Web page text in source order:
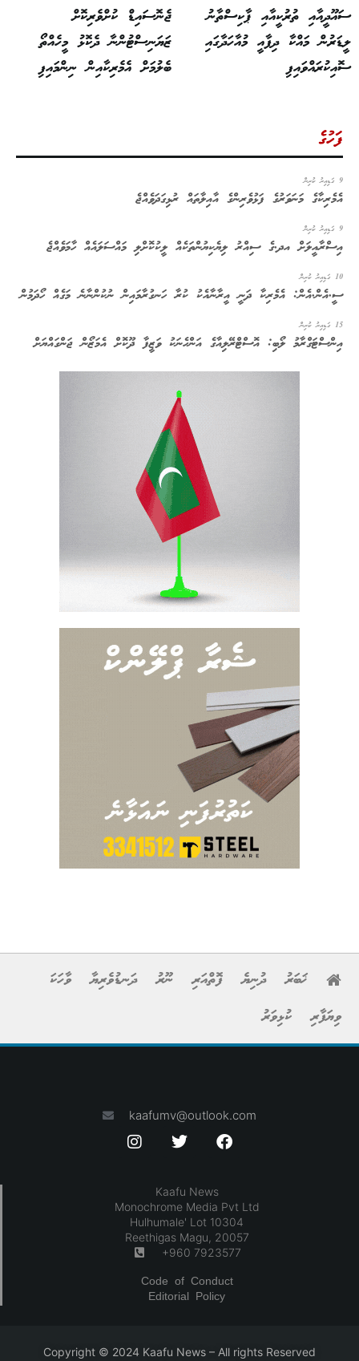
ސައޫދީއާއި ތުރުކީއާއި ޕާކިސްތާނު
ލީޑަރުން މައްކާ ދިފާއީ މުއާހަދާގައި
ސޮއިކުރައްވައިފި
ޖެނޮސައިޑް ކުށްވެރިކޮށް
ޒަޔަނިސްޓުންނާ ދެކޮޅު މީހެއްތޯ
ބެލުމަށް އެމެރިކާއިން ނިންމައިފި
ފަހުގެ
9 ގަޑިއިރު ކުރިން
އެމެރިކާގެ މަނަވަރުގެ ފަޅުވެރިންގެ އާއިލާތައް ރުޅިގަދަވެއްޖެ
9 ގަޑިއިރު ކުރިން
އިސްރާއީލަށް އދ.ގެ ސިއްރު ލިޔެކިޔުންތަކެއް ލީކުކޮށްލި މައްސަލައެއް ހާމަވެއްޖެ
10 ގަޑިއިރު ކުރިން
ސީ.އެން.އެން: އެމެރިކާ ދަނީ އީރާނާއެކު ކުރާ ހަނގުރާމައިން ނުކުންނާނެ މަގެއް ހޯދަމުން
15 ގަޑިއިރު ކުރިން
އިންސްޓަގްރާމު ލޯބި: އޮސްޓްރޭލިއާގެ އަންހެނަކު ވަޒީފާ ދޫކޮށް އެމަޒޯން ޖަންގައްޔަށް
ޚަބަރު ދުނިޔެ ފޮތްއަރި ނޫރު ދަނޑުވެރިޔާ
ވާހަކަ
ވިޔަފާރި
ކުޅިވަރު
kaafumv@outlook.com
Kaafu News
Monochrome Media Pvt Ltd
Hulhumale' Lot 10304
Reethigas Magu, 20057
+960 7923577
Code of Conduct
Editorial Policy
Copyright © 2024 Kaafu News – All rights Reserved